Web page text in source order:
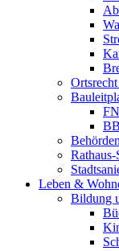
Leben &
Bildung